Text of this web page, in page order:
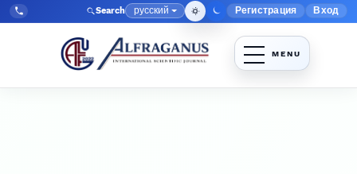
Перейти к главному меню навигации
Перейти к основному контенту
Перейти к нижнему колонтитулу сайта
Tel:
+998903350930 Search Язык
русский Меню
Регистрация Вход